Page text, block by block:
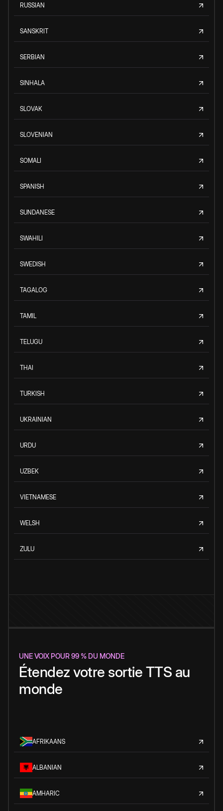
RUSSIAN
SANSKRIT
SERBIAN
SINHALA
SLOVAK
SLOVENIAN
SOMALI
SPANISH
SUNDANESE
SWAHILI
SWEDISH
TAGALOG
TAMIL
TELUGU
THAI
TURKISH
UKRAINIAN
URDU
UZBEK
VIETNAMESE
WELSH
ZULU
UNE VOIX POUR 99 % DU MONDE
Étendez votre sortie TTS au
monde
AFRIKAANS
ALBANIAN
AMHARIC